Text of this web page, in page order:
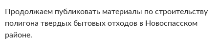
Продолжаем публиковать материалы по строительству
полигона твердых бытовых отходов в Новоспасском
районе.